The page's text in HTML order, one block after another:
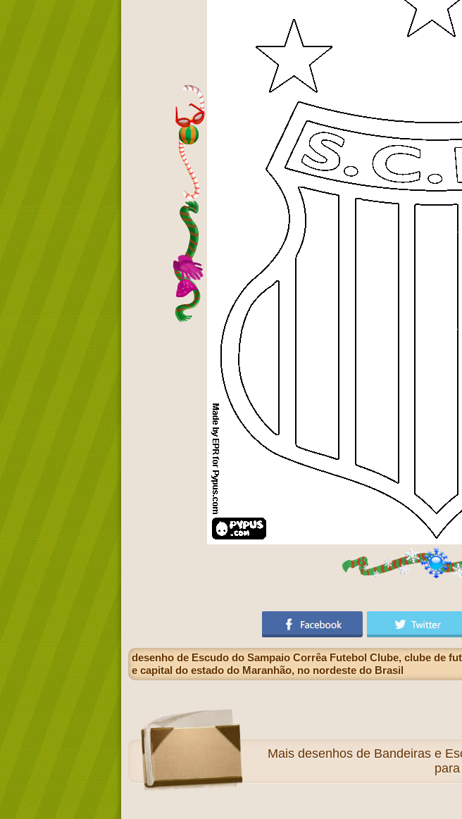
desenho de Escudo do Sampaio Corrêa Futebol Clube, clube de
e capital do estado do Maranhão, no nordeste do Brasil
Mais desenhos de Bandeiras e